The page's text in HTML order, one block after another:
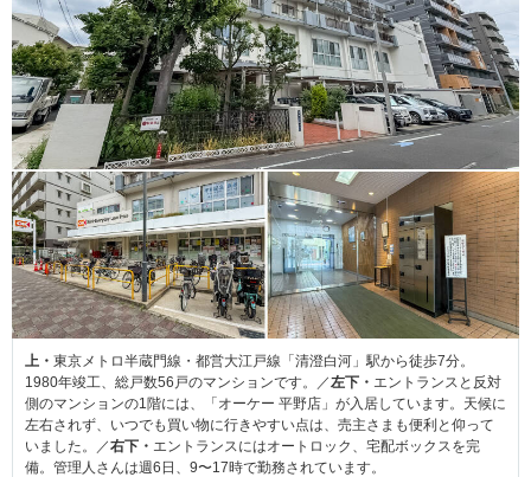
上・ 東京メトロ半蔵門線・都営大江戸線「清澄白河」駅から徒歩7分。
1980年竣工、総戸数56戸のマンションです。／左下・ エントランスと反対
側のマンションの1階には、「オーケー 平野店」が入居しています。天候に
左右されず、いつでも買い物に行きやすい点は、売主さまも便利と仰って
いました。／右下・ エントランスにはオートロック、宅配ボックスを完
備。管理人さんは週6日、9〜17時で勤務されています。